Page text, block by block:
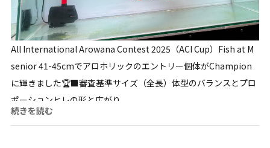
All International Arowana Contest 2025（ACI Cup）Fish at M
senior 41-45cmでアロホリックのエントリー個体がChampion
に輝きました🏆️■審査基準サイズ（全長）体型のバランスとプロ
ポーションヒレの形と広がり...
続きを読む